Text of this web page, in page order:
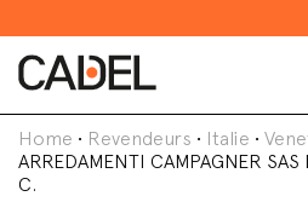
Home • Revendeurs • Italie •
ARREDAMENTI CAMPAGNER
C.